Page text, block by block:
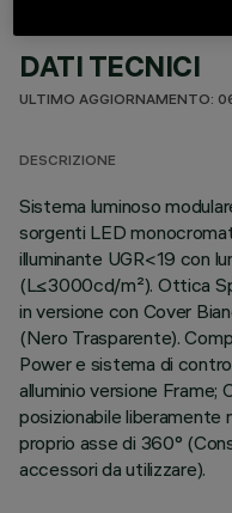
DATI TECNICI
ULTIMO AGGIORNAMENTO:
DESCRIZIONE
Sistema luminoso
sorgenti LED
illuminante UGR<19 con
(L≤3000cd/m²). Ottica
in versione con Cover
(Nero Trasparente).
Power e sistema di
alluminio versione Frame;
posizionabile liberamente
proprio asse di 360°
accessori da utilizzare).